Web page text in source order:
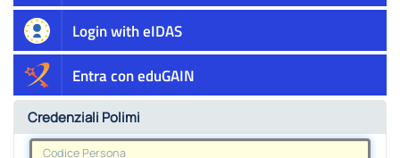
Login with eIDAS
Entra con eduGAIN
Credenziali Polimi